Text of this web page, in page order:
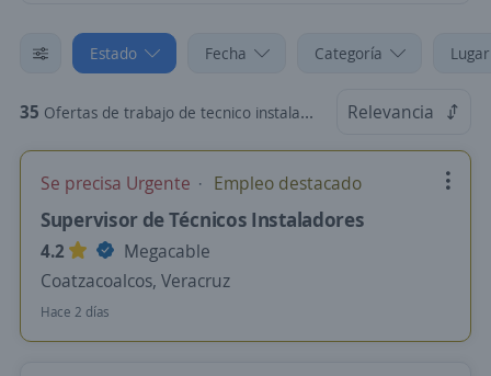
Estado Fecha Categoría
35 Ofertas de trabajo de tecnico instalador en Veracruz Relevancia
Se precisa Urgente Empleo destacado
Supervisor de Técnicos Instaladores
4.2
Megacable
Coatzacoalcos, Veracruz
Hace 2 días